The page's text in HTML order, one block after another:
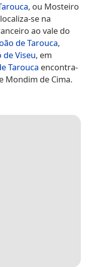
, ou Mosteiro
se na
ao vale do
de Tarouca,
Viseu, em
Tarouca encontra-
Mondim de Cima.